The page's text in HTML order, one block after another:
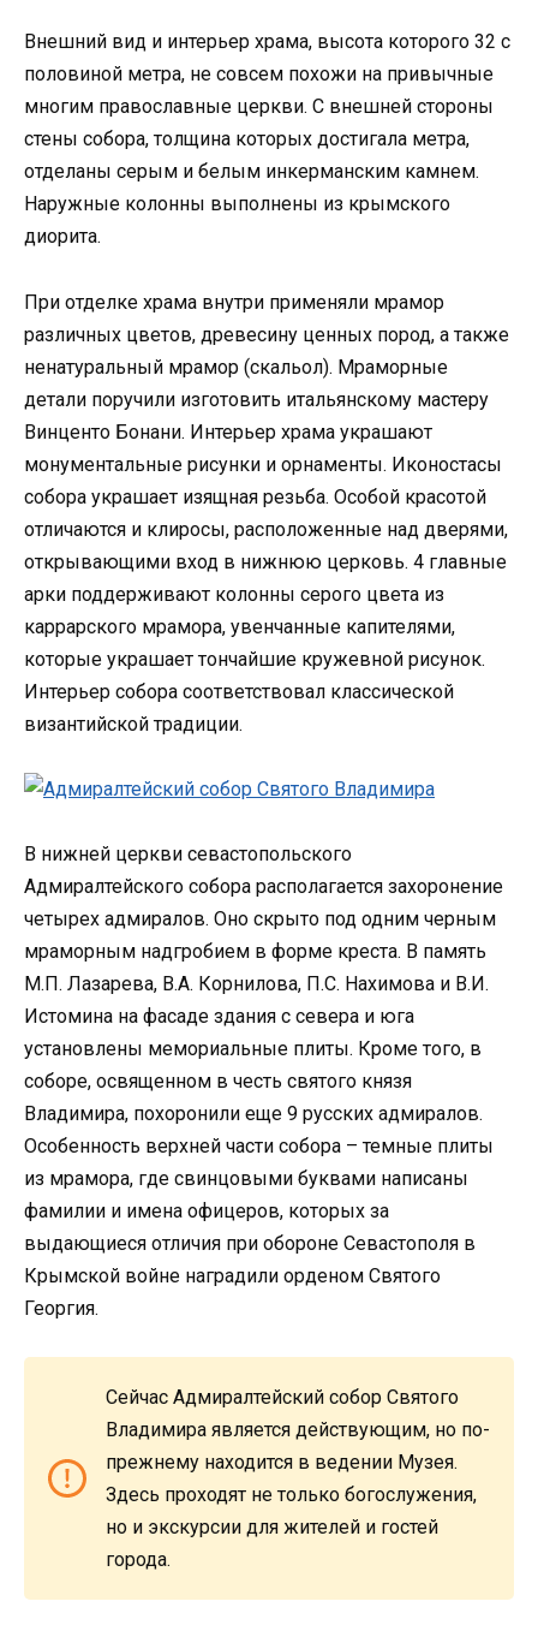
Внешний вид и интерьер храма, высота которого 32 с
половиной метра, не совсем похожи на привычные
многим православные церкви. С внешней стороны
стены собора, толщина которых достигала метра,
отделаны серым и белым инкерманским камнем.
Наружные колонны выполнены из крымского
диорита.
При отделке храма внутри применяли мрамор
различных цветов, древесину ценных пород, а также
ненатуральный мрамор (скальол). Мраморные
детали поручили изготовить итальянскому мастеру
Винценто Бонани. Интерьер храма украшают
монументальные рисунки и орнаменты. Иконостасы
собора украшает изящная резьба. Особой красотой
отличаются и клиросы, расположенные над дверями,
открывающими вход в нижнюю церковь. 4 главные
арки поддерживают колонны серого цвета из
каррарского мрамора, увенчанные капителями,
которые украшает тончайшие кружевной рисунок.
Интерьер собора соответствовал классической
византийской традиции.
В нижней церкви севастопольского
Адмиралтейского собора располагается захоронение
четырех адмиралов. Оно скрыто под одним черным
мраморным надгробием в форме креста. В память
М.П. Лазарева, В.А. Корнилова, П.С. Нахимова и В.И.
Истомина на фасаде здания с севера и юга
установлены мемориальные плиты. Кроме того, в
соборе, освященном в честь святого князя
Владимира, похоронили еще 9 русских адмиралов.
Особенность верхней части собора – темные плиты
из мрамора, где свинцовыми буквами написаны
фамилии и имена офицеров, которых за
выдающиеся отличия при обороне Севастополя в
Крымской войне наградили орденом Святого
Георгия.
Сейчас Адмиралтейский собор Святого
Владимира является действующим, но по-
прежнему находится в ведении Музея.
Здесь проходят не только богослужения,
но и экскурсии для жителей и гостей
города.